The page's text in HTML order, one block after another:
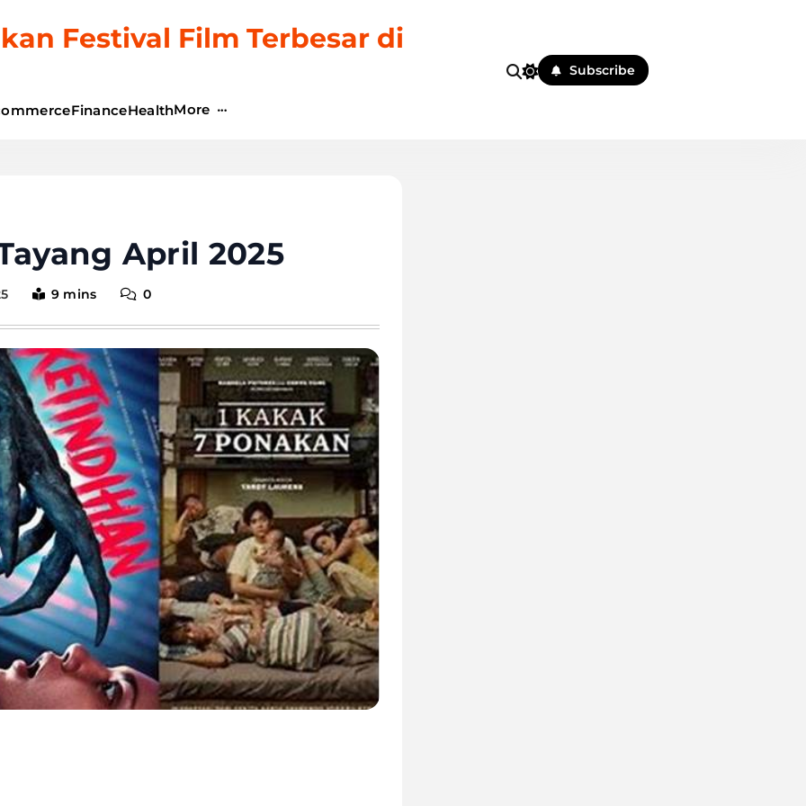
Festival Film Terbesar di
FinanceHealthMore
Subscribe
April 2025
9 mins 0